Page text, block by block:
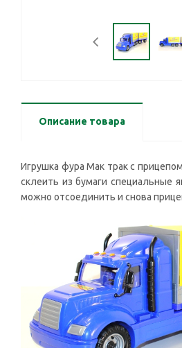
Описание товара
Игрушка фура Мак трак с
склеить из бумаги специальные
можно отсоединить и снова